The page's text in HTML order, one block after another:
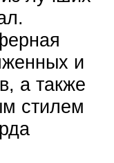
и
а также
стилем